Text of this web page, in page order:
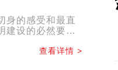
身的感受和最直
建设的必然要
查看详情 >